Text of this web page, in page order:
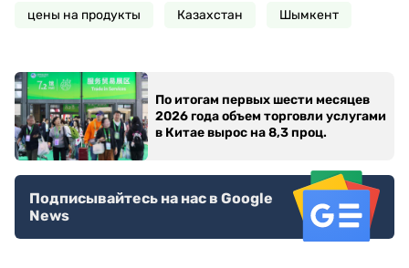
цены на продукты Казахстан Шымкент
По итогам первых шести месяцев
2026 года объем торговли услугами
в Китае вырос на 8,3 проц.
Подписывайтесь на нас в Google
News